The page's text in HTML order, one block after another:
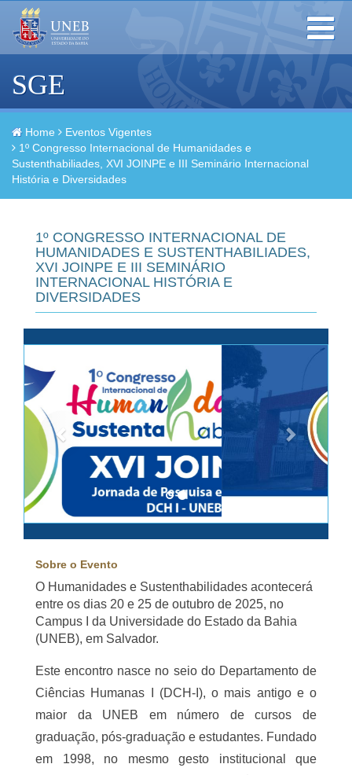
SGE
Toggle
navigation
Home
Eventos Vigentes
1º Congresso Internacional de Humanidades e
Sustenthabiliades, XVI JOINPE e III Seminário Internacional
História e Diversidades
1º CONGRESSO INTERNACIONAL DE
HUMANIDADES E SUSTENTHABILIADES,
XVI JOINPE E III SEMINÁRIO
INTERNACIONAL HISTÓRIA E
DIVERSIDADES
Anterior Próximo